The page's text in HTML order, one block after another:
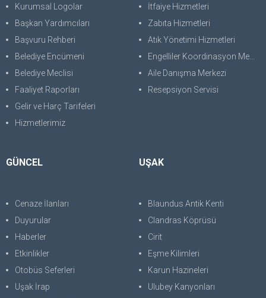
Kurumsal Logolar
Başkan Yardımcıları
Başvuru Rehberi
Belediye Encümeni
Belediye Meclisi
Faaliyet Raporları
Gelir ve Harç Tarifeleri
Hizmetlerimiz
İtfaiye Hizmetleri
Zabıta Hizmetleri
Atık Yönetimi Hizmetleri
Engelliler Koordinasyon Merkezi
Aile Danışma Merkezi
Resepsiyon Servisi
GÜNCEL
Cenaze İlanları
Duyurular
Haberler
Etkinlikler
Otobüs Seferleri
Uşak İrap
UŞAK
Blaundus Antik Kenti
Clandras Köprüsü
Cirit
Eşme Kilimleri
Karun Hazineleri
Ulubey Kanyonları